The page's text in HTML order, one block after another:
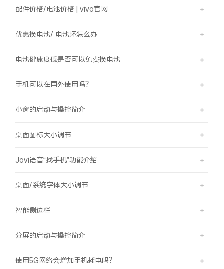
配件价格/电池价格 | vivo官网
优惠换电池/ 电池坏怎么办
电池健康度低是否可以免费换电池
手机可以在国外使用吗？
小窗的启动与操控简介
桌面图标大小调节
Jovi语音“找手机”功能介绍
桌面/系统字体大小调节
智能侧边栏
分屏的启动与操控简介
使用5G网络会增加手机耗电吗？